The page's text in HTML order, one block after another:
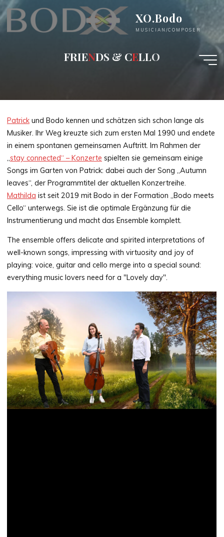
Skip
to
content
XO.Bodo
MUSICIAN/COMPOSER
FRIENDS & CELLO
Patrick und Bodo kennen und schätzen sich schon lange als
Musiker. Ihr Weg kreuzte sich zum ersten Mal 1990 und endete
in einem spontanen gemeinsamen Auftritt. Im Rahmen der
„stay connected“ – Konzerte spielten sie gemeinsam einige
Songs im Garten von Patrick: dabei auch der Song „Autumn
leaves“, der Programmtitel der aktuellen Konzertreihe.
Mathilda ist seit 2019 mit Bodo in der Formation „Bodo meets
Cello“ unterwegs. Sie ist die optimale Ergänzung für die
Instrumentierung und macht das Ensemble komplett.
The ensemble offers delicate and spirited interpretations of
well-known songs, impressing with virtuosity and joy of
playing: voice, guitar and cello merge into a special sound:
everything music lovers need for a "Lovely day".